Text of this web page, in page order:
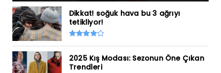
Dikkat! soğuk hava bu 3 ağrıyı
tetikliyor!
2025 Kış Modası: Sezonun Öne Çıkan
Trendleri